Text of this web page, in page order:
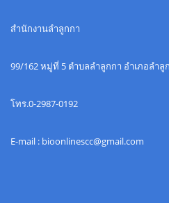
สำนักงานลำลูกกา
99/162 หมู่ที่ 5 ตำบลลำลูกกา อำเภอลำ
โทร.0-2987-0192
E-mail : bioonlinescc@gmail.com